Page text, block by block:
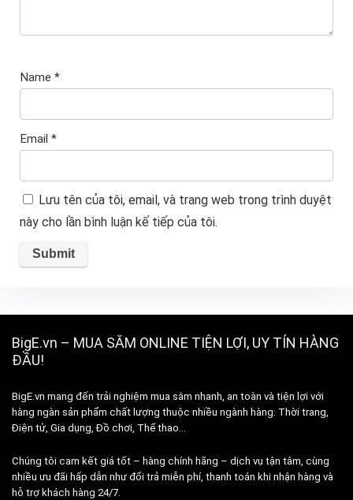
Name *
Email *
Lưu tên của tôi, email, và trang web trong trình duyệt
này cho lần bình luận kế tiếp của tôi.
BigE.vn – MUA SẮM ONLINE TIỆN LỢI, UY TÍN HÀNG
ĐẦU!
BigE.vn mang đến trải nghiệm mua sắm nhanh, an toàn và tiện lợi với
hàng ngàn sản phẩm chất lượng thuộc nhiều ngành hàng: Thời trang,
Điện tử, Gia dụng, Đồ chơi, Thể thao…
Chúng tôi cam kết giá tốt – hàng chính hãng – dịch vụ tận tâm, cùng
nhiều ưu đãi hấp dẫn như đổi trả miễn phí, thanh toán khi nhận hàng và
hỗ trợ khách hàng 24/7.